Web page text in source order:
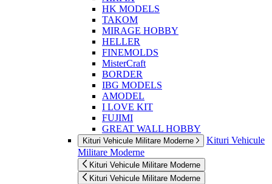
HK MODELS
TAKOM
MIRAGE HOBBY
HELLER
FINEMOLDS
MisterCraft
BORDER
IBG MODELS
AMODEL
I LOVE KIT
FUJIMI
GREAT WALL HOBBY
Kituri Vehicule Militare Moderne
Kituri Vehicule
Militare Moderne
Kituri Vehicule Militare Moderne
Kituri Vehicule Militare Moderne